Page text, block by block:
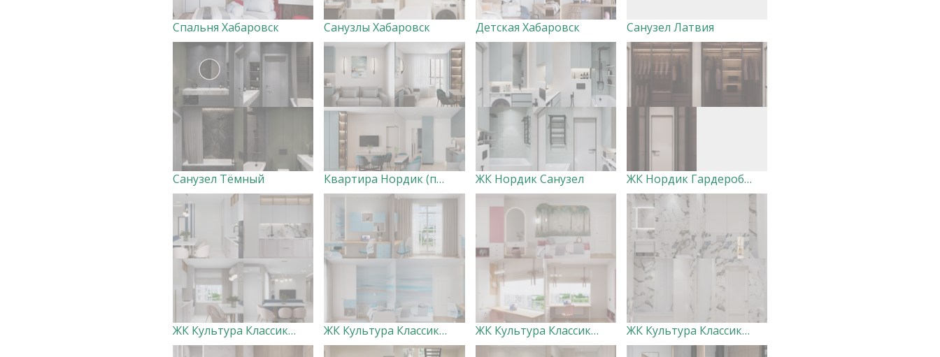
Спальня Хабаровск Санузлы Хабаровск Детская Хабаровск Санузел Латвия
Санузел Тёмный Квартира Нордик (прихожая, кухня-гостиная с лоджией и спальня) ЖК Нордик Санузел ЖК Нордик Гардеробная
ЖК Культура Классика (кухня-гостиная, холл) ЖК Культура Классика Детская голубая ЖК Культура Классика Детская розовая ЖК Культура Классика Санузел